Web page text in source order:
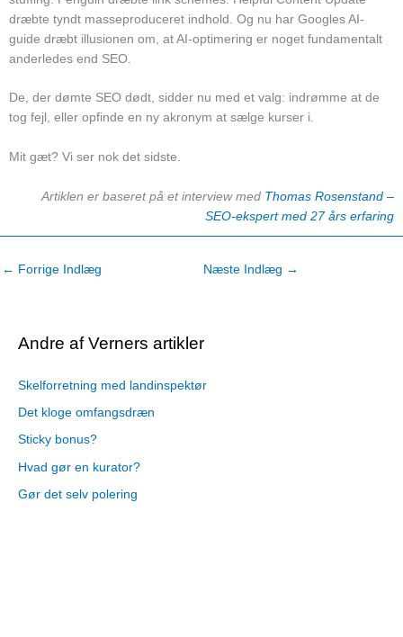
dræbte tyndt masseproduceret indhold. Og nu har Googles AI-
guide dræbt illusionen om, at AI-optimering er noget fundamentalt
anderledes end SEO.
De, der dømte SEO dødt, sidder nu med et valg: indrømme at de
tog fejl, eller opfinde en ny akronym at sælge kurser i.
Mit gæt? Vi ser nok det sidste.
Artiklen er baseret på et interview med Thomas Rosenstand –
SEO-ekspert med 27 års erfaring
← Forrige Indlæg Næste Indlæg →
Andre af Verners artikler
Skelforretning med landinspektør
Det kloge omfangsdræn
Sticky bonus?
Hvad gør en kurator?
Gør det selv polering